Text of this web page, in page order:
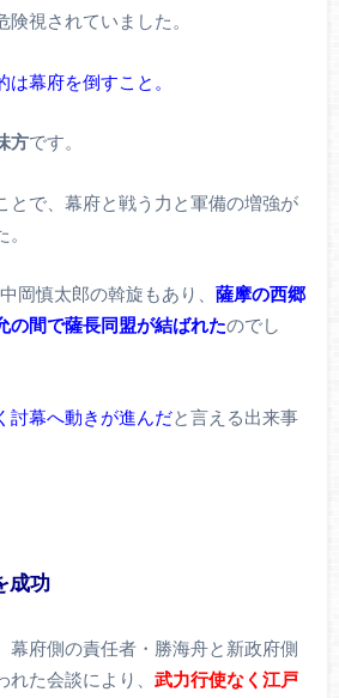
視されていました。
幕府を倒すこと。
方です。
とで、幕府と戦う力と軍備の増強が
岡慎太郎の斡旋もあり、 薩摩の西郷
の間で薩長同盟が結ばれたのでし
討幕へ動きが進んだと言える出来事
成功
幕府側の責任者・勝海舟と新政府側
た会談により、 武力行使なく江戸